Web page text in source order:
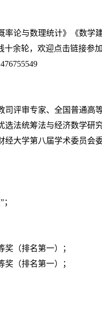
论与数理统计》《数学
十余轮，欢迎点击链接参
评审专家、全国普通高
法统筹法与经济数学研
大学第八届学术委员会
（排名第一）；
（排名第一）；